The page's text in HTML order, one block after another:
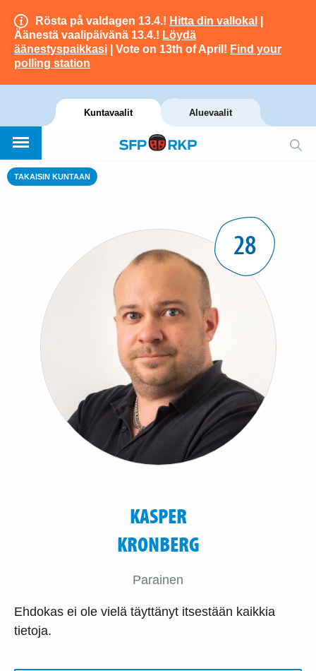
Rösta på valdagen 13.4.! Hitta din vallokal
Äänestä vaalipäivänä 13.4.! Löydä
äänestyspaikkasi | Vote on 13th of April! Find your
polling station
Kuntavaalit Aluevaalit
TAKAISIN KUNTAAN
28
KASPER
KRONBERG
Parainen
Ehdokas ei ole vielä täyttänyt itsestään kaikkia
tietoja.